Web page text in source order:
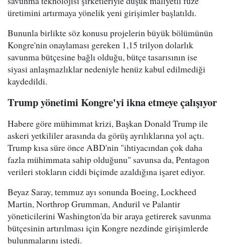
üretimini artırmaya yönelik yeni girişimler başlatıldı.
Bununla birlikte söz konusu projelerin büyük bölümünün
Kongre'nin onaylaması gereken 1,15 trilyon dolarlık
savunma bütçesine bağlı olduğu, bütçe tasarısının ise
siyasi anlaşmazlıklar nedeniyle henüz kabul edilmediği
kaydedildi.
Trump yönetimi Kongre'yi ikna etmeye çalışıyor
Habere göre mühimmat krizi, Başkan Donald Trump ile
askeri yetkililer arasında da görüş ayrılıklarına yol açtı.
Trump kısa süre önce ABD'nin "ihtiyacından çok daha
fazla mühimmata sahip olduğunu" savunsa da, Pentagon
verileri stokların ciddi biçimde azaldığına işaret ediyor.
Beyaz Saray, temmuz ayı sonunda Boeing, Lockheed
Martin, Northrop Grumman, Anduril ve Palantir
yöneticilerini Washington'da bir araya getirerek savunma
bütçesinin artırılması için Kongre nezdinde girişimlerde
bulunmalarını istedi.